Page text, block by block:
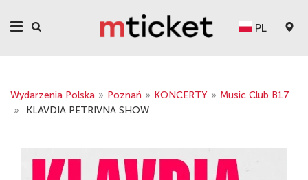
PL
Wydarzenia Polska » Poznań » KONCERTY » Music Club B17
»
KLAVDIA PETRIVNA SHOW